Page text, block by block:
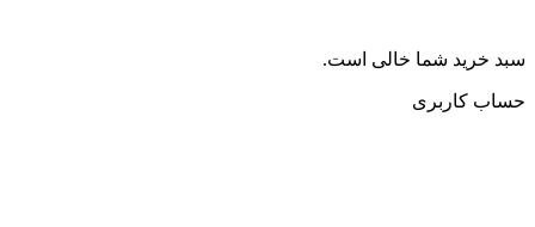
سبد خرید شما خالی است.
حساب کاربری